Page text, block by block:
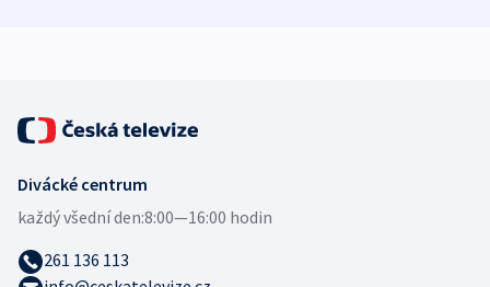
Divácké centrum
každý všední den:8:00—16:00 hodin
261 136 113